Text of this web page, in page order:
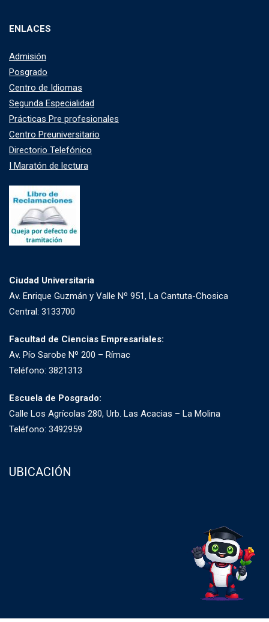
ENLACES
Admisión
Posgrado
Centro de Idiomas
Segunda Especialidad
Prácticas Pre profesionales
Centro Preuniversitario
Directorio Telefónico
I Maratón de lectura
Ciudad Universitaria
Av. Enrique Guzmán y Valle Nº 951, La Cantuta-Chosica
Central: 3133700
Facultad de Ciencias Empresariales:
Av. Pío Sarobe Nº 200 – Rímac
Teléfono: 3821313
Escuela de Posgrado:
Calle Los Agrícolas 280, Urb. Las Acacias – La Molina
Teléfono: 3492959
UBICACIÓN